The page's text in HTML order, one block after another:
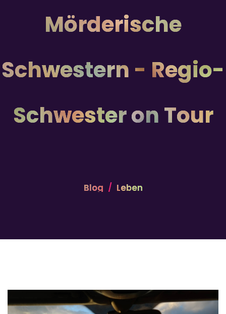
Mörderische
Schwestern - Regio-
Schwester on Tour
Blog Leben